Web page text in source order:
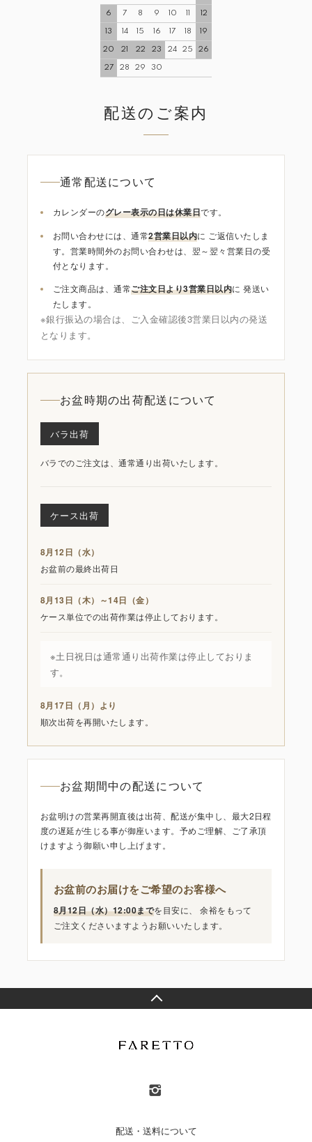
6 7 8 9 10 11 12
13 14 15 16 17 18 19
20 21 22 23 24 25 26
27 28 29 30
配送のご案内
通常配送について
カレンダーのグレー表示の日は休業日です。
お問い合わせには、通常2営業日以内に ご返信いたしま
す。営業時間外のお問い合わせは、翌～翌々営業日の受
付となります。
ご注文商品は、通常ご注文日より3営業日以内に 発送い
たします。
※銀行振込の場合は、ご入金確認後3営業日以内の発送
となります。
お盆時期の出荷配送について
バラ出荷
バラでのご注文は、通常通り出荷いたします。
ケース出荷
8月12日（水）
お盆前の最終出荷日
8月13日（木）～14日（金）
ケース単位での出荷作業は停止しております。
※土日祝日は通常通り出荷作業は停止しておりま
す。
8月17日（月）より
順次出荷を再開いたします。
お盆期間中の配送について
お盆明けの営業再開直後は出荷、配送が集中し、最大2日程
度の遅延が生じる事が御座います。予めご理解、ご了承頂
けますよう御願い申し上げます。
お盆前のお届けをご希望のお客様へ
8月12日（水）12:00までを目安に、 余裕をもって
ご注文くださいますようお願いいたします。
配送・送料について